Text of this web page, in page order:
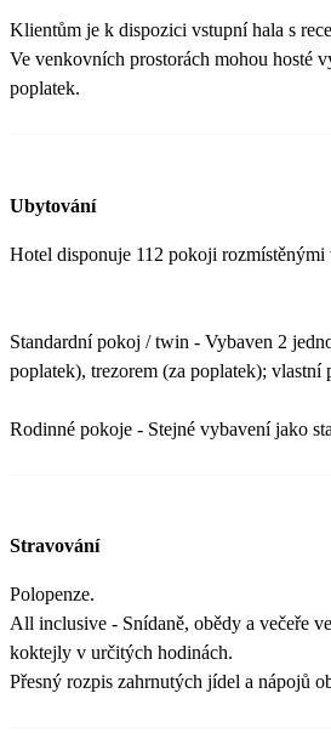
Klientům je k dispozici vstupní hala s
Ve venkovních prostorách mohou hosté
poplatek.
Ubytování
Hotel disponuje 112 pokoji
Standardní pokoj / twin - Vybaven 2
poplatek), trezorem (za poplatek);
Rodinné pokoje - Stejné vybavení jako
Stravování
Polopenze.
All inclusive - Snídaně, obědy a večeře
koktejly v určitých hodinách.
Přesný rozpis zahrnutých jídel a nápojů